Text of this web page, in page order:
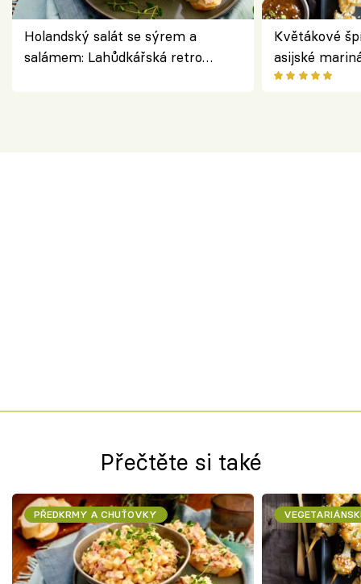
Holandský salát se sýrem a
salámem: Lahůdkářská retro
Květákové
asijské
chuťovka z
Přečtěte si také
PŘEDKRMY A CHUŤOVKY